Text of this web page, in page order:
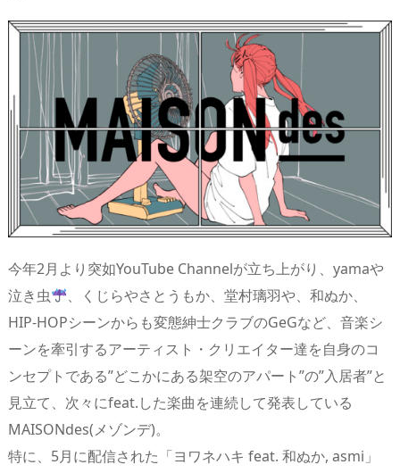
今年2月より突如YouTube Channelが立ち上がり、yamaや
泣き虫
、くじらやさとうもか、堂村璃羽や、和ぬか、
HIP-HOPシーンからも変態紳士クラブのGeGなど、音楽シ
ーンを牽引するアーティスト・クリエイター達を自身のコ
ンセプトである”どこかにある架空のアパート”の”入居者”と
見立て、次々にfeat.した楽曲を連続して発表している
MAISONdes(メゾンデ)。
特に、5月に配信された「ヨワネハキ feat. 和ぬか, asmi」